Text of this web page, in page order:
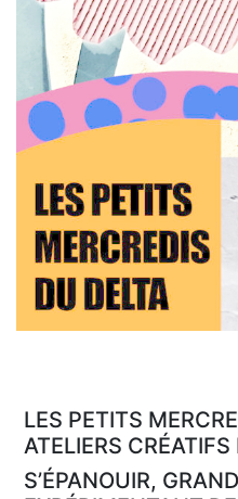
LES PETITS
ATELIERS
S’ÉPANOUIR,